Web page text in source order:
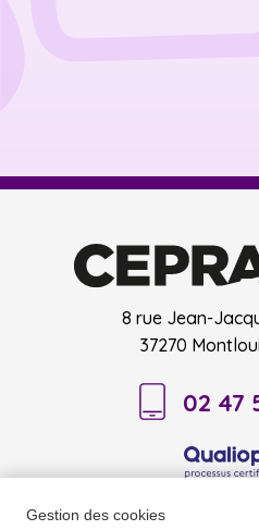
Gestion des cookies
8 rue Jean-
37270
02 47